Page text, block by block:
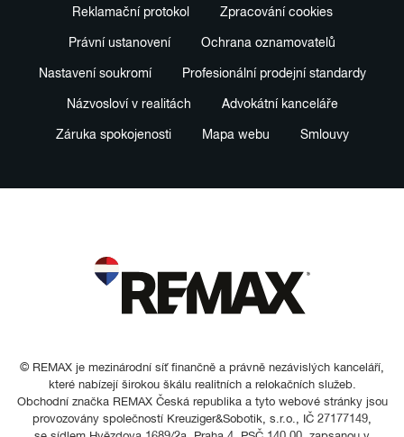
Reklamační protokol Zpracování cookies
Právní ustanovení Ochrana oznamovatelů
Nastavení soukromí Profesionální prodejní standardy
Názvosloví v realitách Advokátní kanceláře
Záruka spokojenosti Mapa webu Smlouvy
© REMAX je mezinárodní síť finančně a právně nezávislých kanceláří,
které nabízejí širokou škálu realitních a relokačních služeb.
Obchodní značka REMAX Česká republika a tyto webové stránky jsou
provozovány společností Kreuziger&Sobotik, s.r.o., IČ 27177149,